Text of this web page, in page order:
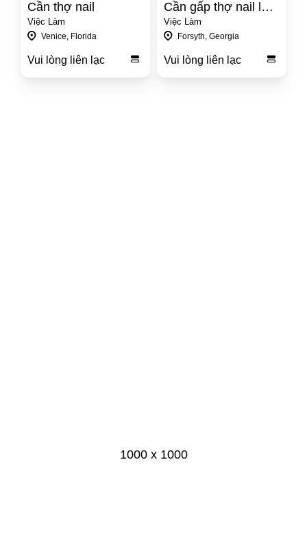
Cần thợ nail
Việc Làm
Venice, Florida
Vui lòng liên lạc
Cần gấp thợ nail lương
Việc Làm
Forsyth, Georgia
Vui lòng liên lạc
1000 x 1000